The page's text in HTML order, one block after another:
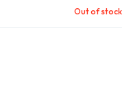
Out of stock